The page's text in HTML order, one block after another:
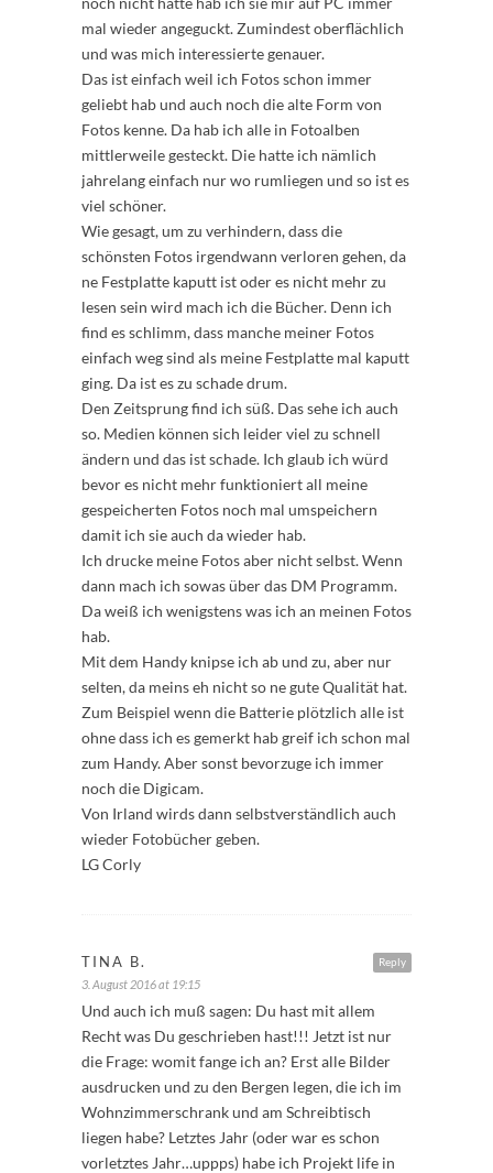
mal wieder angeguckt. Zumindest oberflächlich
und was mich interessierte genauer.
Das ist einfach weil ich Fotos schon immer
geliebt hab und auch noch die alte Form von
Fotos kenne. Da hab ich alle in Fotoalben
mittlerweile gesteckt. Die hatte ich nämlich
jahrelang einfach nur wo rumliegen und so ist es
viel schöner.
Wie gesagt, um zu verhindern, dass die
schönsten Fotos irgendwann verloren gehen, da
ne Festplatte kaputt ist oder es nicht mehr zu
lesen sein wird mach ich die Bücher. Denn ich
find es schlimm, dass manche meiner Fotos
einfach weg sind als meine Festplatte mal kaputt
ging. Da ist es zu schade drum.
Den Zeitsprung find ich süß. Das sehe ich auch
so. Medien können sich leider viel zu schnell
ändern und das ist schade. Ich glaub ich würd
bevor es nicht mehr funktioniert all meine
gespeicherten Fotos noch mal umspeichern
damit ich sie auch da wieder hab.
Ich drucke meine Fotos aber nicht selbst. Wenn
dann mach ich sowas über das DM Programm.
Da weiß ich wenigstens was ich an meinen Fotos
hab.
Mit dem Handy knipse ich ab und zu, aber nur
selten, da meins eh nicht so ne gute Qualität hat.
Zum Beispiel wenn die Batterie plötzlich alle ist
ohne dass ich es gemerkt hab greif ich schon mal
zum Handy. Aber sonst bevorzuge ich immer
noch die Digicam.
Von Irland wirds dann selbstverständlich auch
wieder Fotobücher geben.
LG Corly
Reply
TINA B.
3. August 2016 at 19:15
Und auch ich muß sagen: Du hast mit allem
Recht was Du geschrieben hast!!! Jetzt ist nur
die Frage: womit fange ich an? Erst alle Bilder
ausdrucken und zu den Bergen legen, die ich im
Wohnzimmerschrank und am Schreibtisch
liegen habe? Letztes Jahr (oder war es schon
vorletztes Jahr…uppps) habe ich Projekt life in